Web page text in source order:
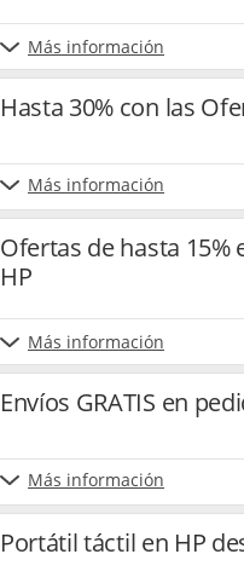
Más información
Hasta 30% con las
Más información
Ofertas de hasta
HP
Más información
Envíos GRATIS en
Más información
Portátil táctil en HP